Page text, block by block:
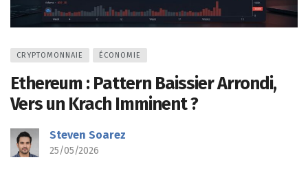
CRYPTOMONNAIE ÉCONOMIE
Ethereum : Pattern Baissier Arrondi,
Vers un Krach Imminent ?
Steven Soarez
25/05/2026